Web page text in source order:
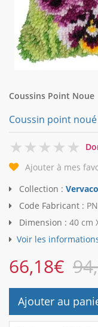
Coussins Point Noue
Coussin point
0
Ajouter à mes
Collection : Vervaco
Code Fabricant :
Dimension : 40 cm
Voir les
66,18€
Ajouter au